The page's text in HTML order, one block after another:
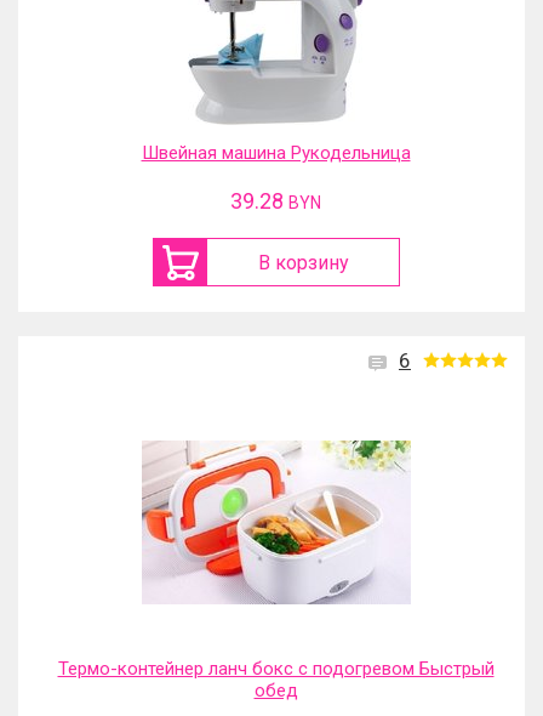
Швейная машина Рукодельница
39.28 BYN
В корзину
6
Термо-контейнер ланч бокс с подогревом Быстрый
обед